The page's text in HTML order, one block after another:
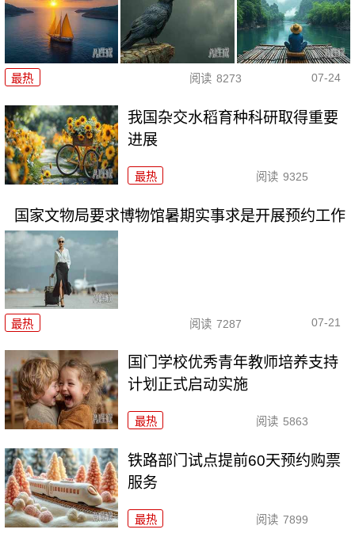
最热 阅读 8273 07-24
我国杂交水稻育种科研取得重要
进展
最热 阅读 9325
国家文物局要求博物馆暑期实事求是开展预约工作
最热 阅读 7287 07-21
国门学校优秀青年教师培养支持
计划正式启动实施
最热 阅读 5863
铁路部门试点提前60天预约购票
服务
最热 阅读 7899